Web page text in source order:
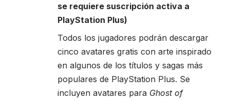
se requiere suscripción activa a
PlayStation Plus)
Todos los jugadores podrán descargar
cinco avatares gratis con arte inspirado
en algunos de los títulos y sagas más
populares de PlayStation Plus. Se
incluyen avatares para Ghost of